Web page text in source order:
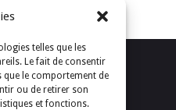
telles que les
Le fait de consentir
que le comportement de
ou de retirer son
et fonctions.